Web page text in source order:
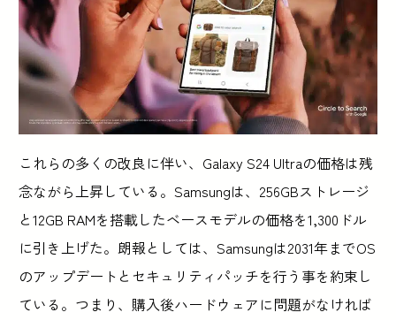
これらの多くの改良に伴い、Galaxy S24 Ultraの価格は残
念ながら上昇している。Samsungは、256GBストレージ
と12GB RAMを搭載したベースモデルの価格を1,300ドル
に引き上げた。朗報としては、Samsungは2031年までOS
のアップデートとセキュリティパッチを行う事を約束し
ている。つまり、購入後ハードウェアに問題がなければ